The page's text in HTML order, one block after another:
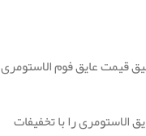
قیمت عایق فوم الاستومری
الاستومری را با تخفیفات